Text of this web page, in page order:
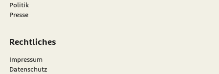
Politik
Presse
Rechtliches
Impressum
Datenschutz